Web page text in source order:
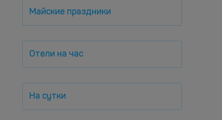
Майские праздники
Отели на час
На сутки